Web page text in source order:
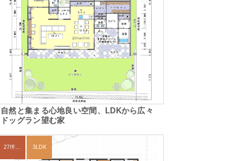
自然と集まる心地良い空間、LDKから広々
ドッグラン望む家
3LDK